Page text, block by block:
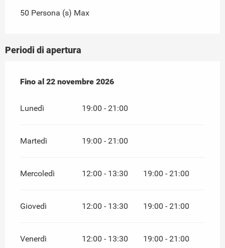
50 Persona (s) Max
Periodi di apertura
Dal23 febbraio 2026al22 novembre 2026
Fino al 22 novembre 2026
Lunedì 19:00 - 21:00
Martedì 19:00 - 21:00
Mercoledì 12:00 - 13:30 19:00 - 21:00
Giovedì 12:00 - 13:30 19:00 - 21:00
Venerdì 12:00 - 13:30 19:00 - 21:00